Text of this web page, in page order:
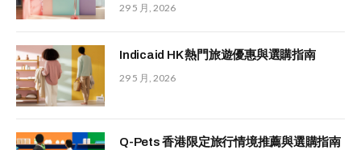
29 5 月, 2026
Indicaid HK 熱門旅遊優惠與選購指南
29 5 月, 2026
Q-Pets 香港限定旅行情境推薦與選購指南